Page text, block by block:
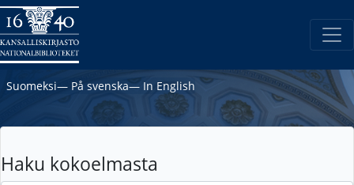
Suomeksi― På svenska― In English
Haku kokoelmasta